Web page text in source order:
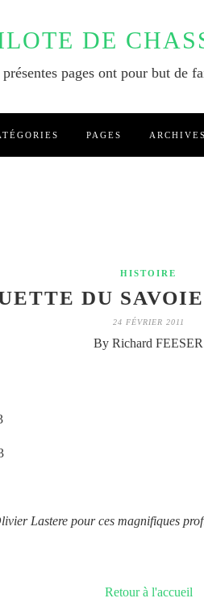
DE
pages ont pour but de
PAGES ARCHIVES
HISTOIRE
DU
24 FÉVRIER 2011
By Richard FEESER
Lastere pour ces magnifiques
Retour à l'accueil